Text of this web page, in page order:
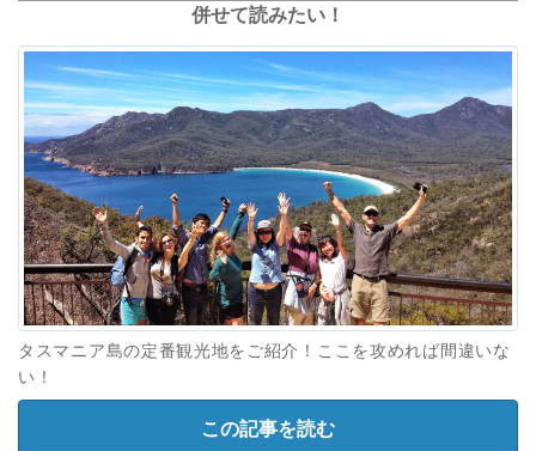
併せて読みたい！
タスマニア島の定番観光地をご紹介！ここを攻めれば間違いな
い！
この記事を読む